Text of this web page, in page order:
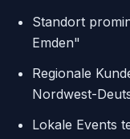
Standort
Emden"
Regionale
Nordwest-
Lokale Events